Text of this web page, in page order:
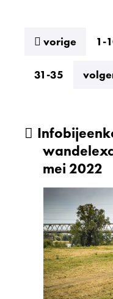
vorige 1-
31-35
mei 2022